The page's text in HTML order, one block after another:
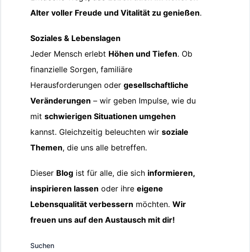
Alter voller Freude und Vitalität zu genießen.
Soziales & Lebenslagen
Jeder Mensch erlebt Höhen und Tiefen. Ob
finanzielle Sorgen, familiäre
Herausforderungen odergesellschaftliche
Veränderungen – wir geben Impulse, wie du
mitschwierigen Situationen umgehen
kannst. Gleichzeitig beleuchten wirsoziale
Themen, die uns alle betreffen.
Dieser Blog ist für alle, die sich informieren,
inspirieren lassen oder ihreeigene
Lebensqualität verbessern möchten.Wir
freuen uns auf den Austausch mit dir!
Suchen